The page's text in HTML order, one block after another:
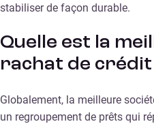
stabiliser de façon durable.
Quelle est la
rachat de crédit
Globalement, la meilleure
un regroupement de prêts qui